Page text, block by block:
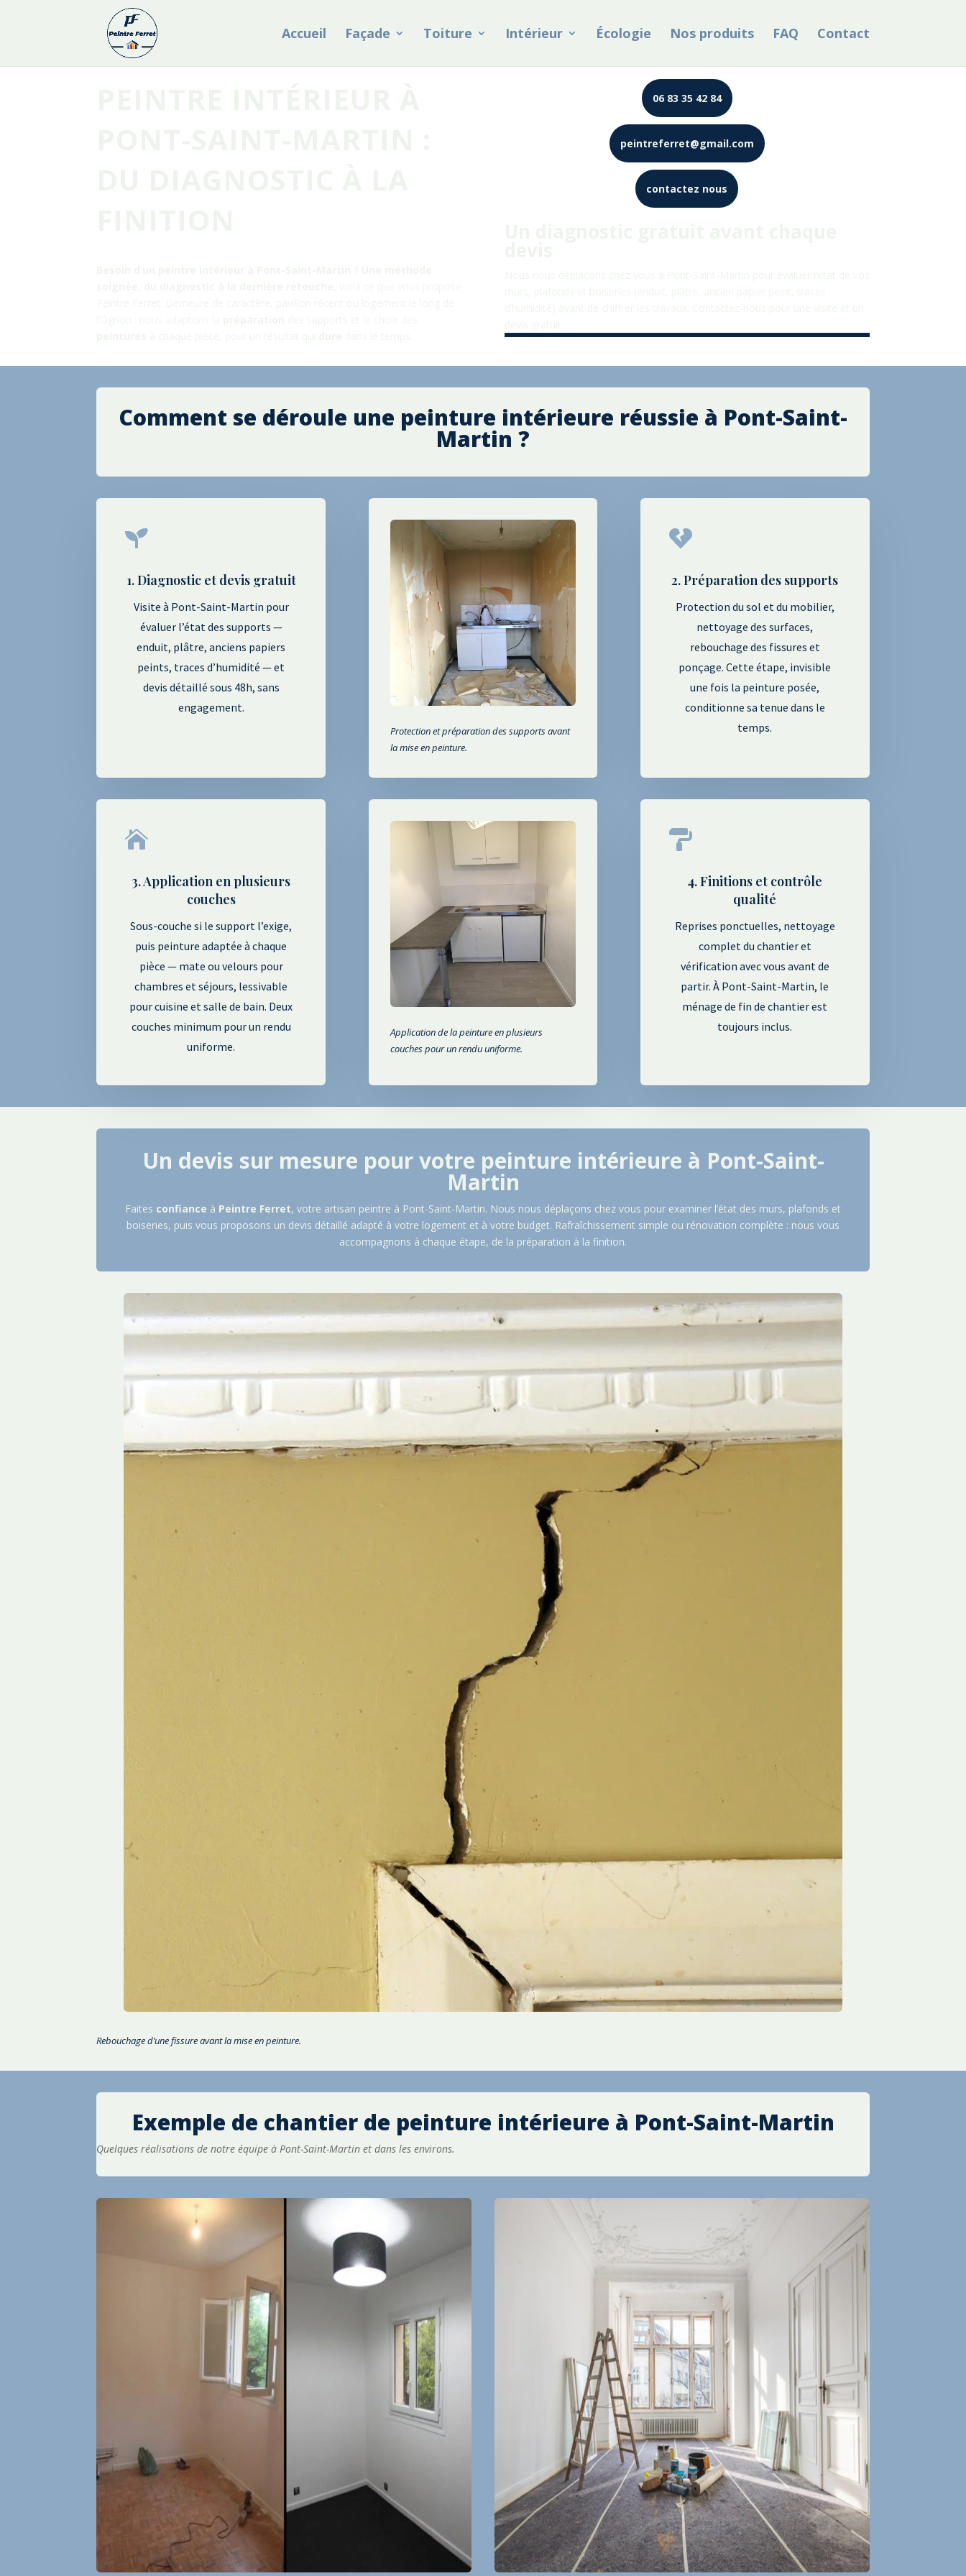
Accueil Façade Toiture Intérieur Écologie Nos produits FAQ Contact
06 83 35 42 84
peintreferret@gmail.com
contactez nous
Comment se déroule une peinture intérieure réussie à Pont-Saint-
Martin ?

1. Diagnostic et devis gratuit
Visite à Pont-Saint-Martin pour
évaluer l’état des supports —
enduit, plâtre, anciens papiers
peints, traces d’humidité — et
devis détaillé sous 48h, sans
engagement.
Protection et préparation des supports avant
la mise en peinture.

2. Préparation des supports
Protection du sol et du mobilier,
nettoyage des surfaces,
rebouchage des fissures et
ponçage. Cette étape, invisible
une fois la peinture posée,
conditionne sa tenue dans le
temps.

3. Application en plusieurs
couches
Sous-couche si le support l’exige,
puis peinture adaptée à chaque
pièce — mate ou velours pour
chambres et séjours, lessivable
pour cuisine et salle de bain. Deux
couches minimum pour un rendu
uniforme.
Application de la peinture en plusieurs
couches pour un rendu uniforme.

4. Finitions et contrôle
qualité
Reprises ponctuelles, nettoyage
complet du chantier et
vérification avec vous avant de
partir. À Pont-Saint-Martin, le
ménage de fin de chantier est
toujours inclus.
Un devis sur mesure pour votre peinture intérieure à Pont-Saint-
Martin
Faites confiance à Peintre Ferret, votre artisan peintre à Pont-Saint-Martin. Nous nous déplaçons chez vous pour examiner l’état des murs, plafonds et
boiseries, puis vous proposons un devis détaillé adapté à votre logement et à votre budget. Rafraîchissement simple ou rénovation complète : nous vous
accompagnons à chaque étape, de la préparation à la finition.
Rebouchage d’une fissure avant la mise en peinture.
Exemple de chantier de peinture intérieure à Pont-Saint-Martin
Quelques réalisations de notre équipe à Pont-Saint-Martin et dans les environs.